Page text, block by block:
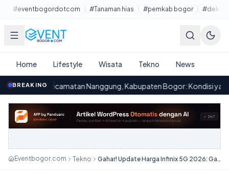
Lewati ke konten utama
#eventbogordotcom #Tanaman hias #pemkab bogor
Home Lifestyle Wisata Tekno News
BREAKINGNanggung, Kabupaten Bogor: Kondisi yang
Eventbogor.com Tekno Gahar! Update Harga Infinix 5G 2026: Gaming Lancar, Dompet Aman?